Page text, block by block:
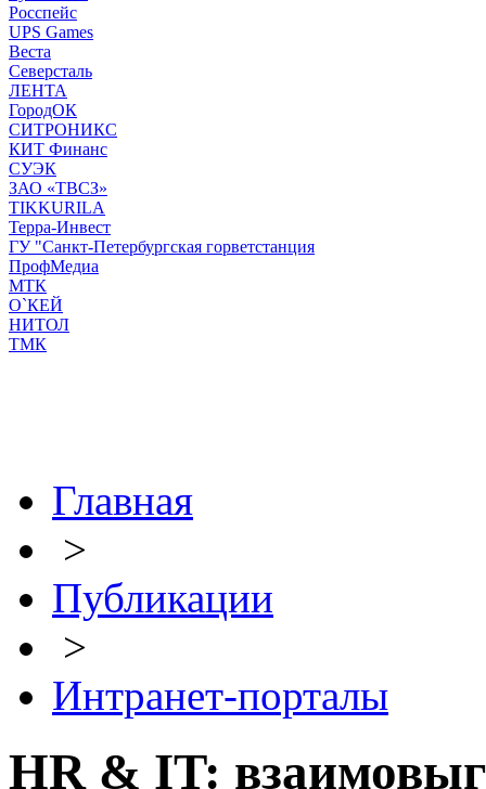
Росспейс
UPS Games
Веста
Северсталь
ЛЕНТА
ГородОК
СИТРОНИКС
КИТ Финанс
СУЭК
ЗАО «ТВСЗ»
TIKKURILA
Терра-Инвест
ГУ "Санкт-Петербургская горветстанция
ПрофМедиа
МТК
О`КЕЙ
НИТОЛ
ТМК
Главная
>
Публикации
>
Интранет-порталы
HR & IT: